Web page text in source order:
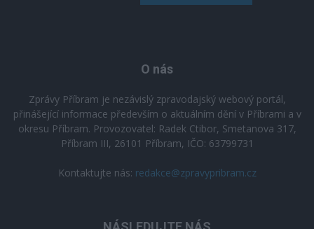
O nás
Zprávy Příbram je nezávislý zpravodajský webový portál,
přinášející informace především o aktuálním dění v Příbrami a v
okresu Příbram. Provozovatel: Radek Ctibor, Smetanova 317,
Příbram III, 26101 Příbram, IČO: 63799731
Kontaktujte nás: redakce@zpravypribram.cz